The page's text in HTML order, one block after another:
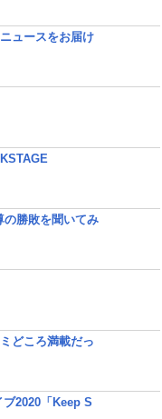
ュースをお届け
の勝敗を聞いてみ
どころ満載だっ
2020「Keep S